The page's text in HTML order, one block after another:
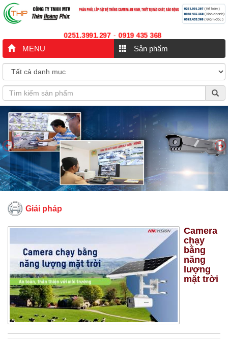
0251.3991.297 - 0919 435 368
MENU Sản phẩm
Giải pháp
Camera
chạy
bằng
năng
lượng
mặt trời